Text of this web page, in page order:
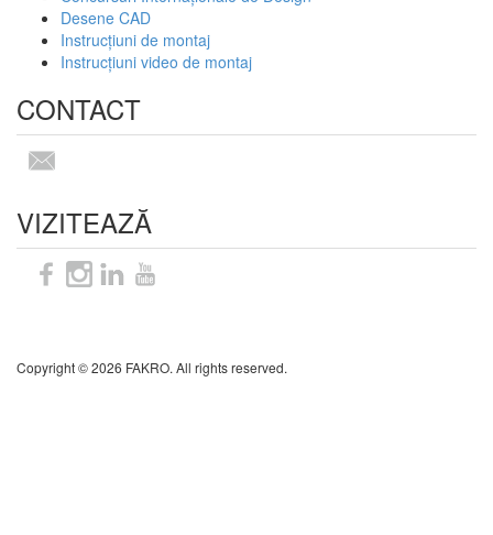
Desene CAD
Instrucțiuni de montaj
Instrucțiuni video de montaj
CONTACT
VIZITEAZĂ
Copyright © 2026 FAKRO. All rights reserved.